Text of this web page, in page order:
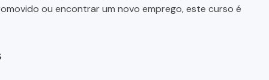
ou encontrar um novo emprego, este curso é